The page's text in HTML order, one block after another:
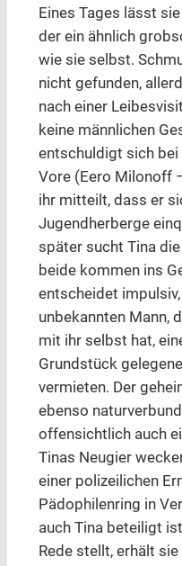
Eines Tages lässt
der ein ähnlich
wie sie selbst.
nicht gefunden,
nach einer
keine männlichen
entschuldigt sich bei
Vore (Eero Milonoff
ihr mitteilt, dass er
Jugendherberge
später sucht Tina
beide kommen ins
entscheidet
unbekannten Mann,
mit ihr selbst hat,
Grundstück
vermieten. Der
ebenso
offensichtlich auch
Tinas Neugier
einer polizeilichen
Pädophilenring in
auch Tina beteiligt
Rede stellt, erhält